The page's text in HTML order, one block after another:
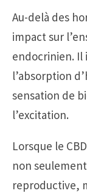
Au-delà des
impact sur
endocrinien.
l’absorption
sensation de
l’excitation.
Lorsque le
non
reproductive,